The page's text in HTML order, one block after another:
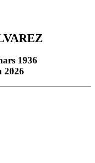
1936
2026